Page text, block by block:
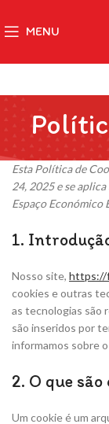
MENU
Esta Política de
24, 2025 e se
Espaço Económico
1.
Nosso site, https://
cookies e outras
as tecnologias são
são inseridos por
informamos sobre
2. O que são
Um cookie é um